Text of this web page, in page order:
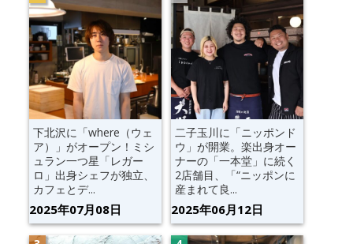
下北沢に「where（ウェ
ア）」がオープン！ミシ
ュラン一つ星「レガー
ロ」出身シェフが独立、
カフェとデ...
2025年07月08日
二子玉川に「ニッポンド
ウ」が開業。楽出身オー
ナーの「一本堂」に続く
2店舗目、「“ニッポンに
産まれて良...
2025年06月12日